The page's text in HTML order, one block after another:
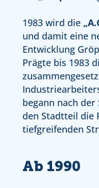
1983 wird die
und damit eine
Entwicklung
Prägte bis 1983
begann nach
den Stadtteil die
tiefgreifenden
Ab 1990